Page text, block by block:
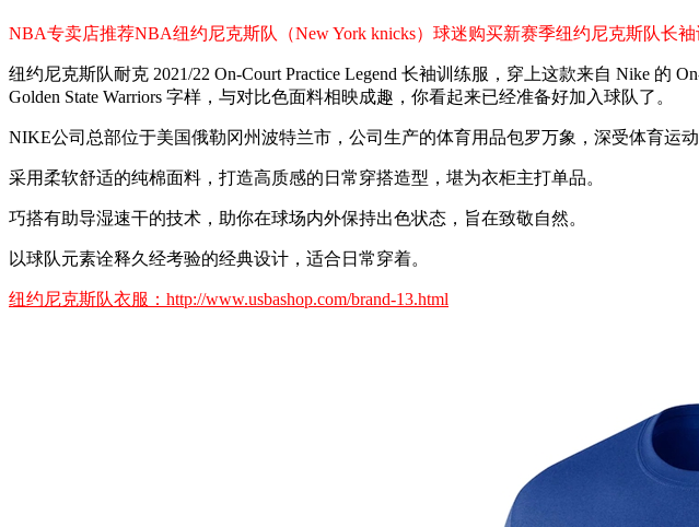
NBA专卖店推荐NBA纽约尼克斯队（New York knicks）球迷购买新赛季纽约尼克斯队长
纽约尼克斯队耐克 2021/22 On-Court Practice Legend 长袖训练服，穿上这款来自 Nike 的
Golden State Warriors 字样，与对比色面料相映成趣，你看起来已经准备好加入球队了。
NIKE公司总部位于美国俄勒冈州波特兰市，公司生产的体育用品包罗万象，深受体育运动
采用柔软舒适的纯棉面料，打造高质感的日常穿搭造型，堪为衣柜主打单品。
巧搭有助导湿速干的技术，助你在球场内外保持出色状态，旨在致敬自然。
以球队元素诠释久经考验的经典设计，适合日常穿着。
纽约尼克斯队衣服：http://www.usbashop.com/brand-13.html